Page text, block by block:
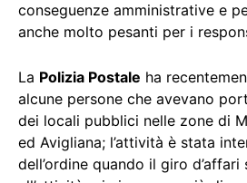
conseguenze amministrative e
anche molto pesanti per i
La Polizia Postale ha
alcune persone che avevano
dei locali pubblici nelle zone di
ed Avigliana; l’attività è stata
dell’ordine quando il giro